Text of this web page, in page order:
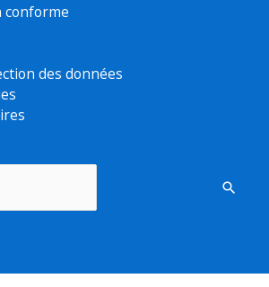
conforme
des données